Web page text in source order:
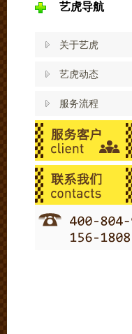
艺虎导航
关于艺虎
艺虎动态
服务流程